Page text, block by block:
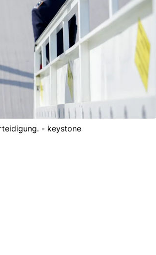
- keystone